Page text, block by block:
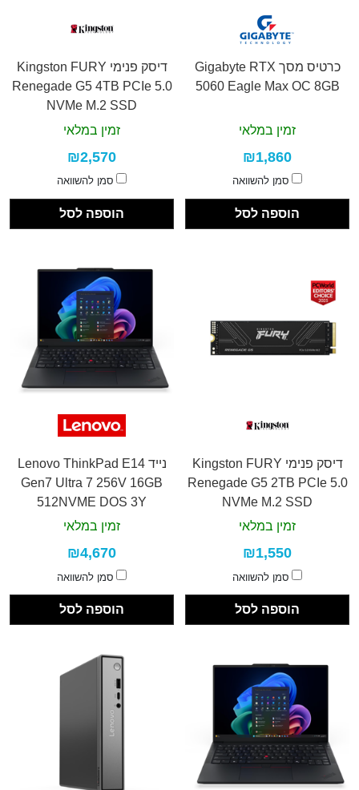
כרטיס מסך Gigabyte RTX
5060 Eagle Max OC 8GB
זמין במלאי
₪1,860
סמן להשוואה
הוספה לסל
דיסק פנימי Kingston FURY
Renegade G5 4TB PCIe 5.0
NVMe M.2 SSD
זמין במלאי
₪2,570
סמן להשוואה
הוספה לסל
דיסק פנימי Kingston FURY
Renegade G5 2TB PCIe 5.0
NVMe M.2 SSD
זמין במלאי
₪1,550
סמן להשוואה
הוספה לסל
נייד Lenovo ThinkPad E14
Gen7 Ultra 7 256V 16GB
512NVME DOS 3Y
זמין במלאי
₪4,670
סמן להשוואה
הוספה לסל